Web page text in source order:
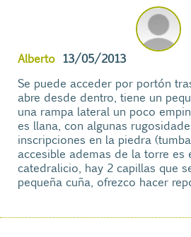
Alberto 13/05/2013
Se puede acceder por portón
abre desde dentro, tiene un
una rampa lateral un poco
es llana, con algunas
inscripciones en la piedra
accesible ademas de la torre es
catedralicio, hay 2 capillas que
pequeña cuña, ofrezco hacer